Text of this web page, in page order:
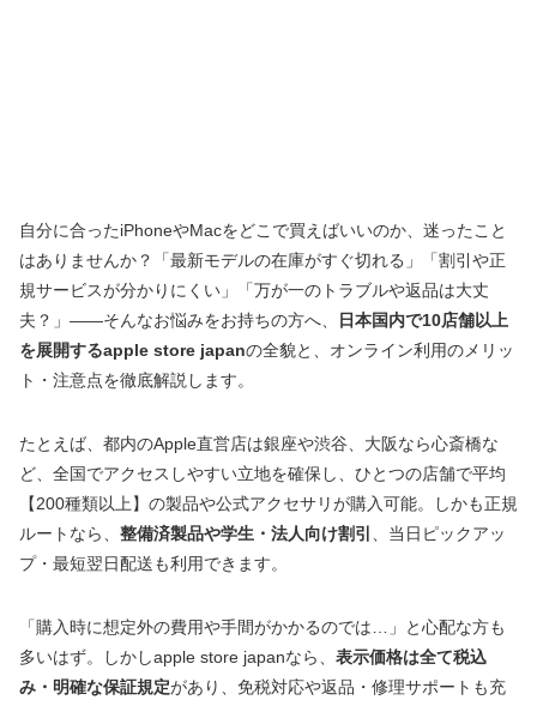
自分に合ったiPhoneやMacをどこで買えばいいのか、迷ったこと
はありませんか？「最新モデルの在庫がすぐ切れる」「割引や正
規サービスが分かりにくい」「万が一のトラブルや返品は大丈
夫？」――そんなお悩みをお持ちの方へ、
日本国内で10店舗以上
を展開するapple store japanの全貌と、オンライン利用のメリッ
ト・注意点を徹底解説します。
たとえば、都内のApple直営店は銀座や渋谷、大阪なら心斎橋な
ど、全国でアクセスしやすい立地を確保し、ひとつの店舗で平均
【200種類以上】の製品や公式アクセサリが購入可能。しかも正規
ルートなら、 整備済製品や学生・法人向け割引
、当日ピックアッ
プ・最短翌日配送も利用できます。
「購入時に想定外の費用や手間がかかるのでは…」と心配な方も
多いはず。しかしapple store japanなら、 表示価格は全て税込
み・明確な保証規定があり、免税対応や返品・修理サポートも充